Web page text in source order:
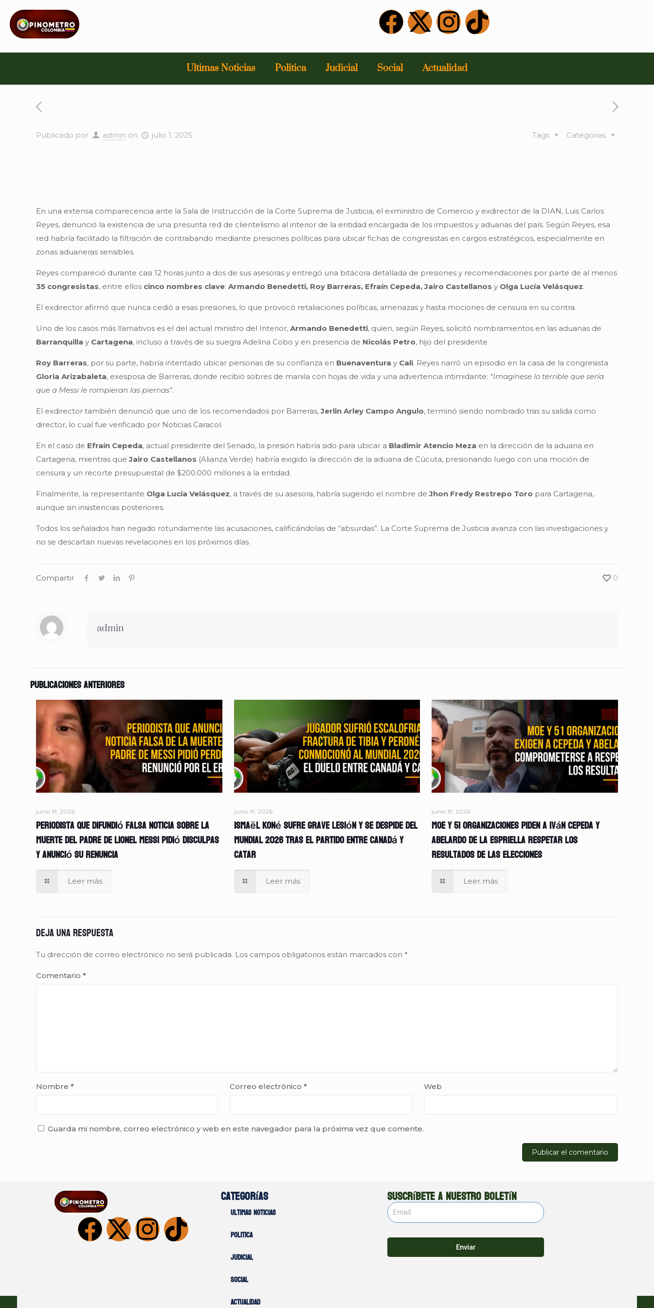
Ultimas Noticias Politica Judicial Social Actualidad
Publicado por admin on julio 1, 2025 Categorias
Tags
En una extensa comparecencia ante la Sala de Instrucción de la Corte Suprema de Justicia, el exministro de Comercio y exdirector de la DIAN, Luis Carlos
Reyes, denunció la existencia de una presunta red de clientelismo al interior de la entidad encargada de los impuestos y aduanas del país. Según Reyes, esa
red habría facilitado la filtración de contrabando mediante presiones políticas para ubicar fichas de congresistas en cargos estratégicos, especialmente en
zonas aduaneras sensibles.
Reyes compareció durante casi 12 horas junto a dos de sus asesoras y entregó una bitácora detallada de presiones y recomendaciones por parte de al menos
35 congresistas, entre ellos cinco nombres clave:Armando Benedetti, Roy Barreras, Efraín Cepeda, Jairo Castellanos y Olga Lucía Velásquez.
El exdirector afirmó que nunca cedió a esas presiones, lo que provocó retaliaciones políticas, amenazas y hasta mociones de censura en su contra.
Uno de los casos más llamativos es el del actual ministro del Interior,Armando Benedetti, quien, según Reyes, solicitó nombramientos en las aduanas de
Barranquilla y Cartagena, incluso a través de su suegra Adelina Cobo y en presencia de Nicolás Petro, hijo del presidente.
Roy Barreras, por su parte, habría intentado ubicar personas de su confianza en Buenaventura y Cali. Reyes narró un episodio en la casa de la congresista
Gloria Arizabaleta, exesposa de Barreras, donde recibió sobres de manila con hojas de vida y una advertencia intimidante: “Imagínese lo terrible que sería
que a Messi le rompieran las piernas”.
El exdirector también denunció que uno de los recomendados por Barreras,Jerlin Arley Campo Angulo, terminó siendo nombrado tras su salida como
director, lo cual fue verificado por Noticias Caracol.
En el caso de Efraín Cepeda, actual presidente del Senado, la presión habría sido para ubicar a Bladimir Atencio Meza en la dirección de la aduana en
Cartagena, mientras queJairo Castellanos (Alianza Verde) habría exigido la dirección de la aduana de Cúcuta, presionando luego con una moción de
censura y un recorte presupuestal de $200.000 millones a la entidad.
Finalmente, la representante Olga Lucía Velásquez, a través de su asesora, habría sugerido el nombre deJhon Fredy Restrepo Toro para Cartagena,
aunque sin insistencias posteriores.
Todos los señalados han negado rotundamente las acusaciones, calificándolas de “absurdas”. La Corte Suprema de Justicia avanza con las investigaciones y
no se descartan nuevas revelaciones en los próximos días.
Compartir 0
admin
Publicaciones anteriores
junio 19, 2026
Periodista que difundió falsa noticia sobre la
muerte del padre de Lionel Messi pidió disculpas
y anunció su renuncia
Leer más
junio 19, 2026
Ismaël Koné sufre grave lesión y se despide del
Mundial 2026 tras el partido entre Canadá y
Catar
Leer más
junio 19, 2026
MOE y 51 organizaciones piden a Iván Cepeda y
Abelardo de la Espriella respetar los
resultados de las elecciones
Leer más
Deja una respuesta
Tu dirección de correo electrónico no será publicada. Los campos obligatorios están marcados con *
Comentario *
Nombre * Correo electrónico* Web
Guarda mi nombre, correo electrónico y web en este navegador para la próxima vez que comente.
Categorías
Ultimas noticias
Politica
Judicial
Social
Actualidad
Suscríbete a nuestro boletín
Enviar